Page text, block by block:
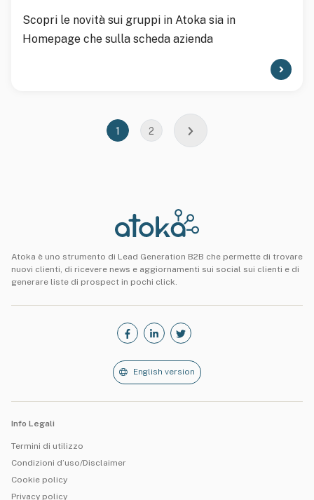
Scopri le novità sui gruppi in Atoka sia in
Homepage che sulla scheda azienda
1 2
Atoka è uno strumento di Lead Generation B2B che permette di trovare
nuovi clienti, di ricevere news e aggiornamenti sui social sui clienti e di
generare liste di prospect in pochi click.
English version
Info Legali
Termini di utilizzo
Condizioni d’uso/Disclaimer
Cookie policy
Privacy policy